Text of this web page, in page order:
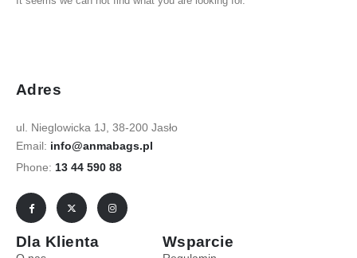
Adres
ul. Nieglowicka 1J, 38-200 Jasło
Email: info@anmabags.pl
Phone: 13 44 590 88
Dla Klienta Wsparcie